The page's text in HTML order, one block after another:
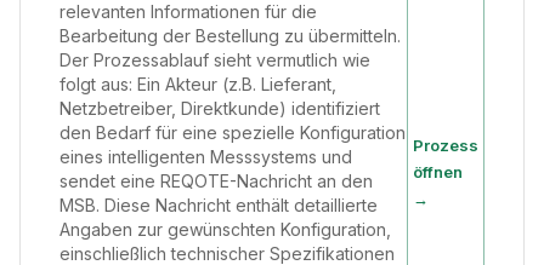
relevanten Informationen für die
Bearbeitung der Bestellung zu übermitteln.
Der Prozessablauf sieht vermutlich wie
folgt aus: Ein Akteur (z.B. Lieferant,
Netzbetreiber, Direktkunde) identifiziert
den Bedarf für eine spezielle Konfiguration
eines intelligenten Messsystems und
sendet eine REQOTE-Nachricht an den
MSB. Diese Nachricht enthält detaillierte
Angaben zur gewünschten Konfiguration,
einschließlich technischer Spezifikationen
Prozess
öffnen
→